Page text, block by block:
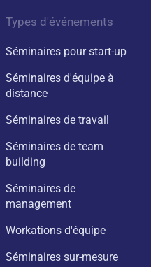
Types d'événements
Séminaires pour start-up
Séminaires d'équipe à
distance
Séminaires de travail
Séminaires de team
building
Séminaires de
management
Workations d'équipe
Séminaires sur-mesure